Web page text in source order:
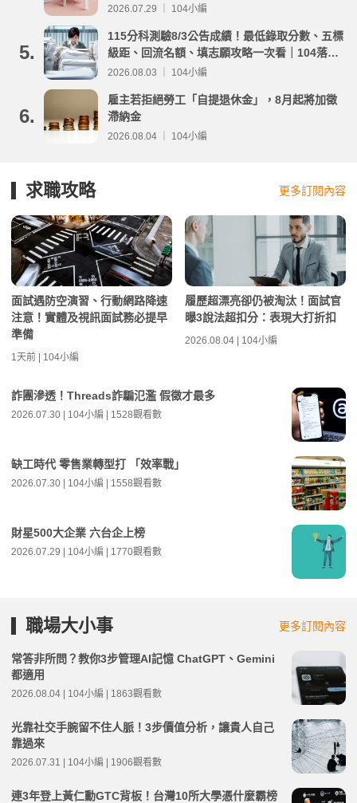
2026.07.29 ｜ 104小編
5.
115分科測驗8/3公告成績！最低錄取分數、五標
級距、回流名額、填志願攻略一次看｜104落點
分析
2026.08.03 ｜ 104小編
6.
雇主若拒絕勞工「自提退休金」，8月起將加徵
滯納金
2026.08.04 ｜ 104小編
求職攻略 更多訂閱內容
面試遇防空演習、行動網路降速
注意！實體及視訊面試務必提早
準備
1天前 | 104小編
履歷超漂亮卻仍被淘汰！面試官
曝3說法超扣分：表現大打折扣
2026.08.04 | 104小編
詐團滲透！Threads詐騙氾濫 假徵才最多
2026.07.30 | 104小編 | 1528觀看數
缺工時代 零售業轉型打 「效率戰」
2026.07.30 | 104小編 | 1558觀看數
財星500大企業 六台企上榜
2026.07.29 | 104小編 | 1770觀看數
職場大小事 更多訂閱內容
常答非所問？教你3步管理AI記憶 ChatGPT、Gemini
都適用
2026.08.04 | 104小編 | 1863觀看數
光靠社交手腕留不住人脈！3步價值分析，讓貴人自己
靠過來
2026.07.31 | 104小編 | 1906觀看數
連3年登上黃仁勳GTC背板！台灣10所大學憑什麼霸榜